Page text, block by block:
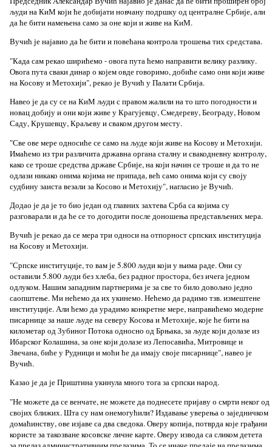
људи на КиМ који ће добијати новчану подршку од централне Србије, али
да ће бити намењена само за оне који и живе на КиМ.
Вучић је најавио да ће бити и повећана контрола трошења тих средстава.
"Када сам рекао ширићемо - овога пута ћемо направити велику разлику.
Овога пута сваки динар о којем овде говоримо, добиће само они који живе
на Косову и Метохији", рекао је Вучић у Палати Србија.
Навео је да су се на КиМ људи с правом жалили на то што погодности и
новац добију и они који живе у Крагујевцу, Смедереву, Београду, Новом
Саду, Крушевцу, Краљеву и сваком другом месту.
"Све ове мере односиће се само на људе који живе на Косову и Метохији.
Имаћемо из три различита државна органа сталну и свакодневну контролу,
како се троше средства државе Србије, на који начин се троше и да то не
одлази никако онима којима не припада, већ само онима који су своју
судбину заиста везали за Косово и Метохију", нагласио је Вучић.
Додао је да је то био један од главних захтева Срба са којима су
разговарали и да ће се то догодити после доношења представљених мера.
Вучић је рекао да се мера три односи на отпорност српских институција
на Косову и Метохији.
"Српске институције, то вам је 5.800 људи који у њима раде. Они су
оставили 5.800 људи без хлеба, без радног простора, без ичега једном
одлуком. Нашим западним партнерима је за све то било довољно једно
саопштење. Ми нећемо да их укинемо. Нећемо да радимо тзв. измештене
институције. Али ћемо да урадимо конкретне мере, направићемо модерне
писарнице за наше људе на северу Косова и Метохије, које ће бити на
километар од Зубиног Потока односно од Брњака, за људе који долазе из
Ибарског Колашина, за оне који долазе из Лепосавића, Митровице и
Звечана, биће у Рудници и моћи ће да имају своје писарнице", навео је
Вучић.
Казао је да је Приштина укинула много тога за српски народ.
"Не можете да се венчате, не можете да поднесете пријаву о смрти неког од
својих ближих. Шта су нам онемогућили? Издавање уверења о заједничком
домаћинству, ове изјаве са два сведока. Оверу копија, потврда које грађани
користе за такозване косовске личне карте. Оверу извода са сликом детета